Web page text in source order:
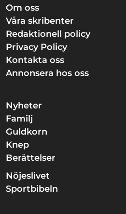
Om oss
Våra skribenter
Redaktionell policy
Privacy Policy
Kontakta oss
Annonsera hos oss
Nyheter
Familj
Guldkorn
Knep
Berättelser
Nöjeslivet
Sportbibeln